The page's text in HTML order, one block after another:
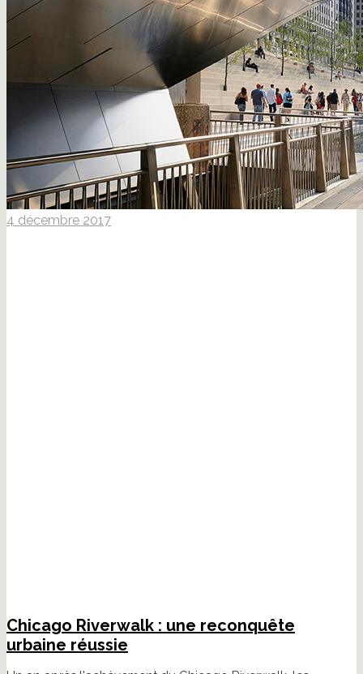
4 décembre 2017
Chicago Riverwalk : une reconquête
urbaine réussie